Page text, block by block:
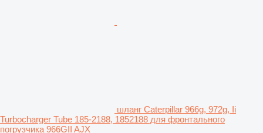
шланг Caterpillar 966g, 972g, Ii
Turbocharger Tube 185-2188, 1852188 для фронтального
погрузчика 966GII AJX